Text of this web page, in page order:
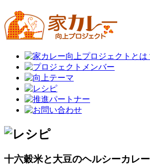
十六穀米と大豆のヘルシーカレー